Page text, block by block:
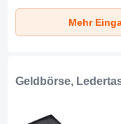
Mehr
Geldbörse,